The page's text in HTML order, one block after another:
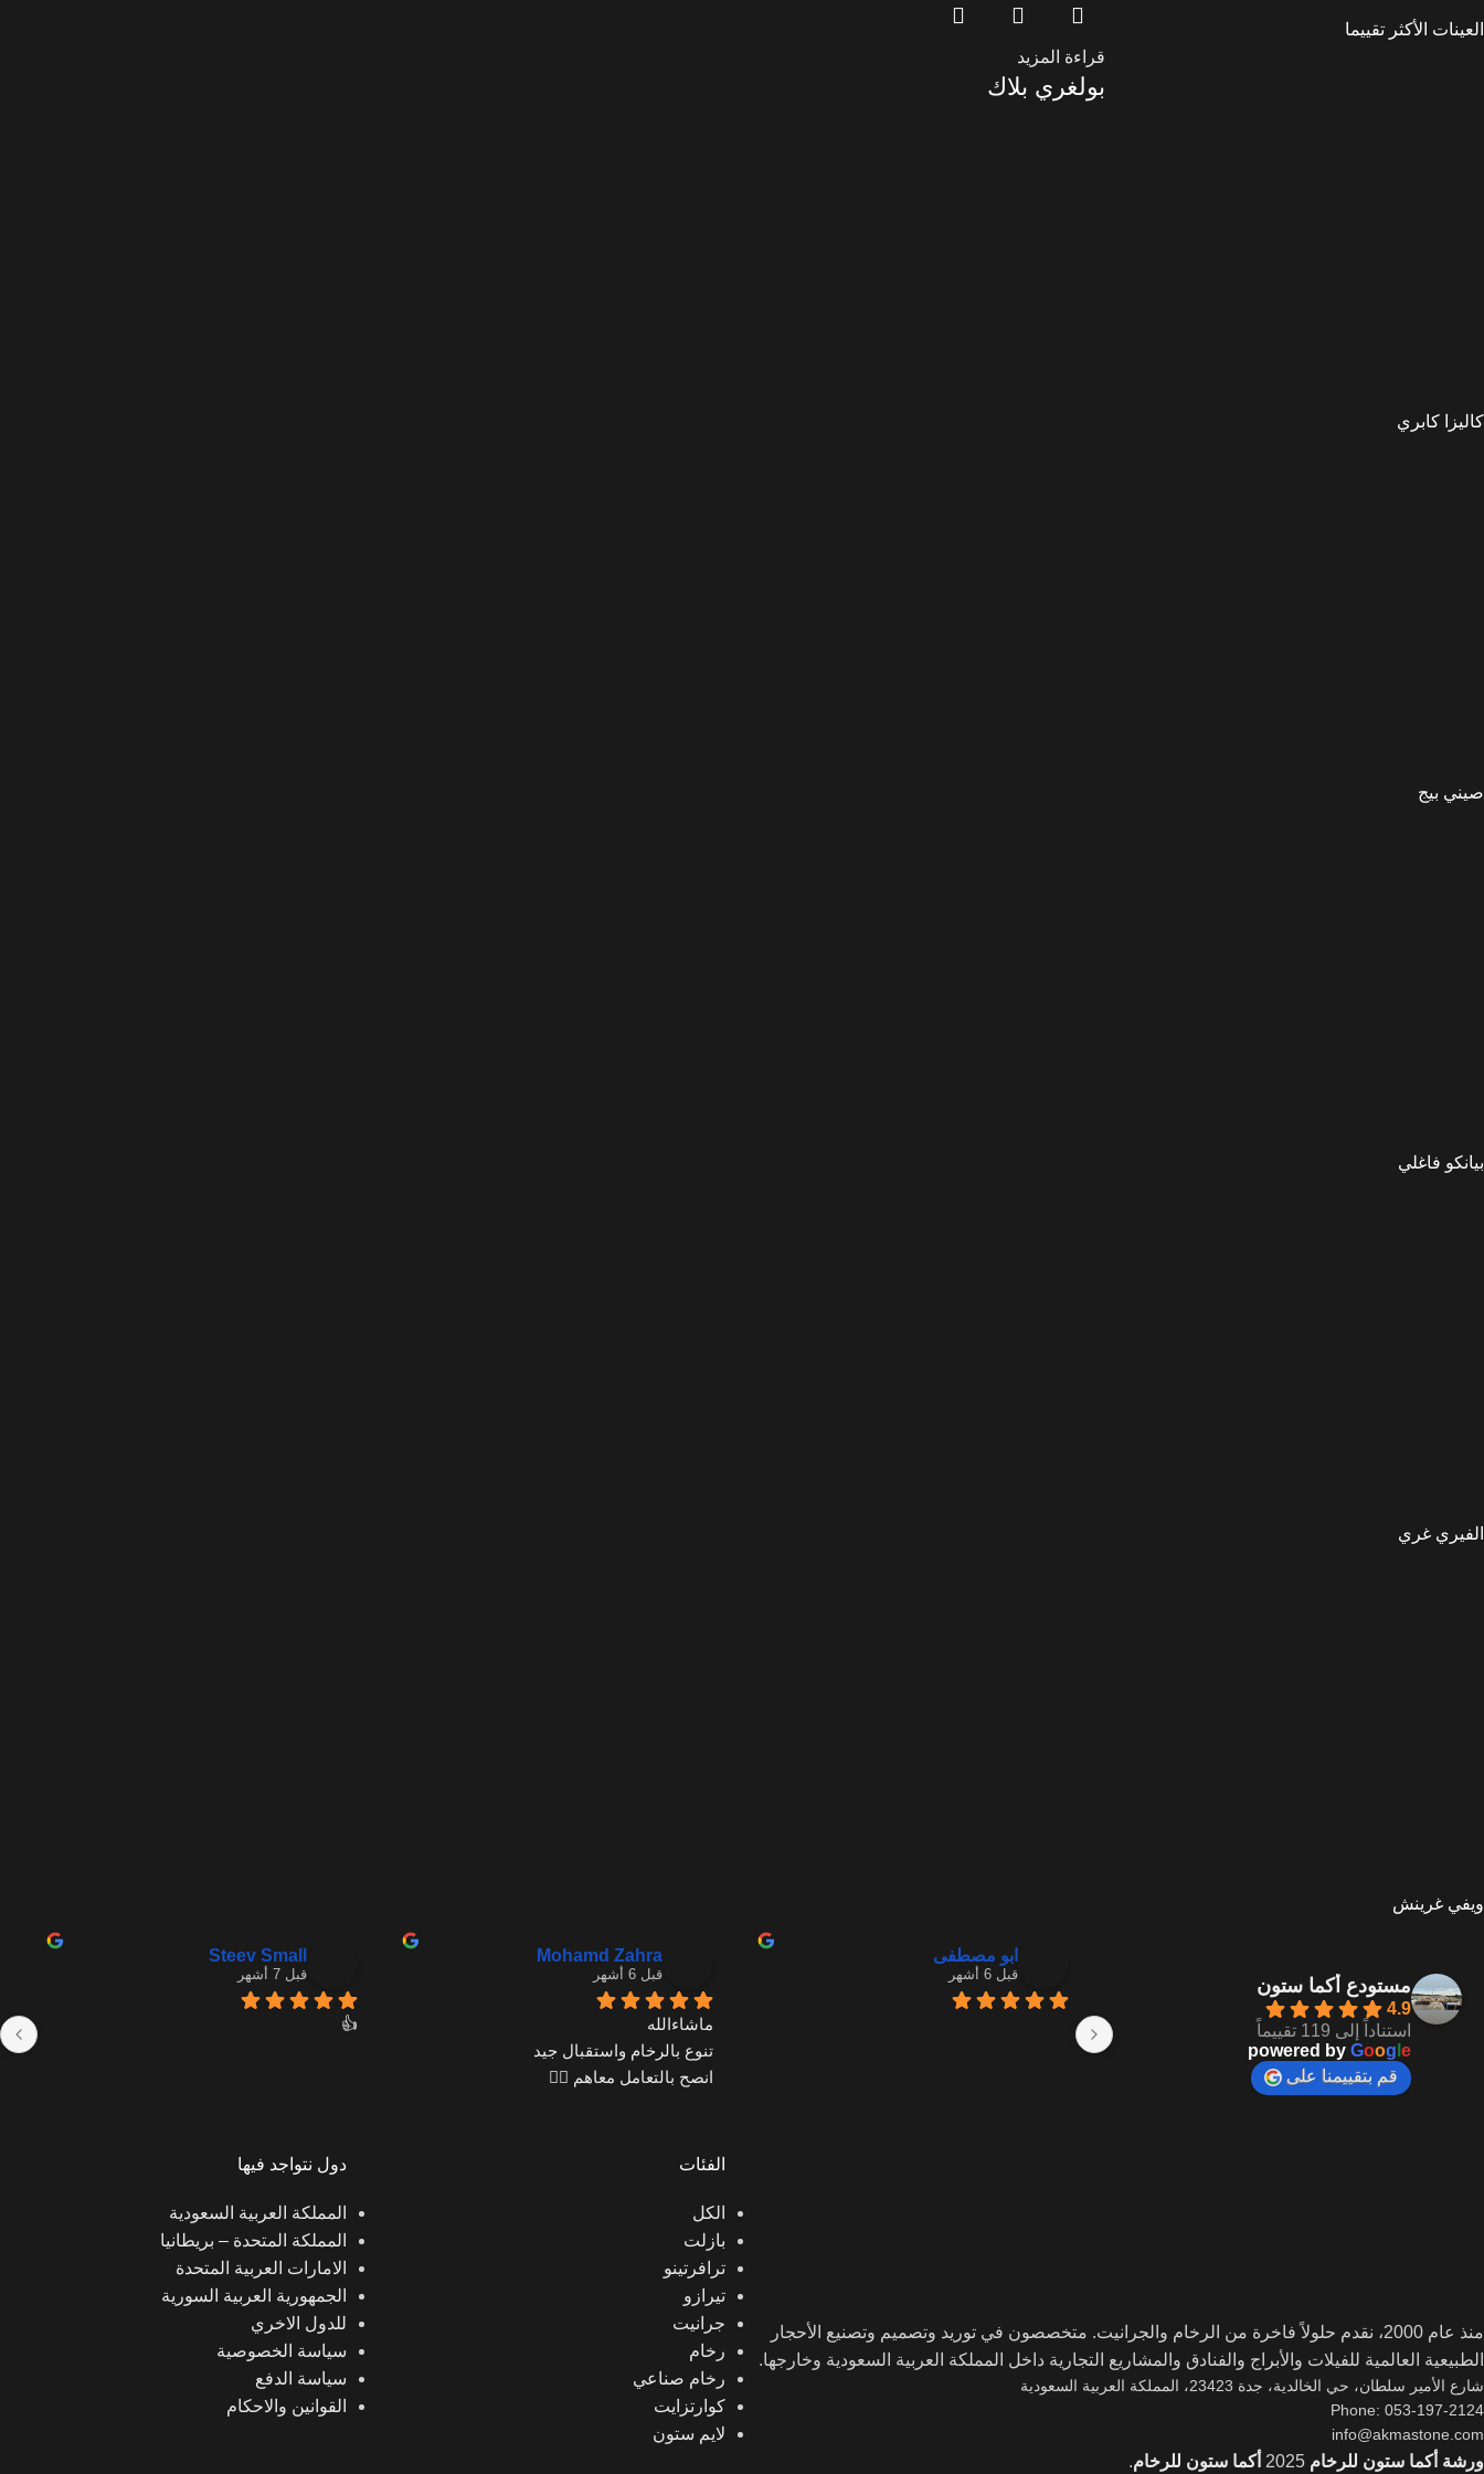
العينات الأكثر تقييما
كاليزا كابري
صيني بيج
بيانكو فاغلي
الفيري غري
ويفي غرينش
قراءة المزيد
بولغري بلاك
مستودع أكما ستون
4.9
استناداً إلى 119 تقييماً
powered by Goog e
قم بتقييمنا على
ابو مصطفى
قبل 6 أشهر
Mohamd Zahra
قبل 6 أشهر
ماشاءالله
تنوع بالرخام واستقبال جيد
انصح بالتعامل معاهم 👍🏼
Steev Small
قبل 7 أشهر
👍
منذ عام 2000، نقدم حلولاً فاخرة من الرخام والجرانيت. متخصصون في توريد وتصميم وتصنيع الأحجار
الطبيعية العالمية للفيلات والأبراج والفنادق والمشاريع التجارية داخل المملكة العربية السعودية وخارجها.
شارع الأمير سلطان، حي الخالدية، جدة 23423، المملكة العربية السعودية
Phone: 053-197-2124
info@akmastone.com
الفئات
الكل
بازلت
ترافرتينو
تيرازو
جرانيت
رخام
رخام صناعي
كوارتزايت
لايم ستون
دول نتواجد فيها
المملكة العربية السعودية
المملكة المتحدة – بريطانيا
الامارات العربية المتحدة
الجمهورية العربية السورية
للدول الاخري
سياسة الخصوصية
سياسة الدفع
القوانين والاحكام
ورشة أكما ستون للرخام 2025 أكما ستون للرخام.